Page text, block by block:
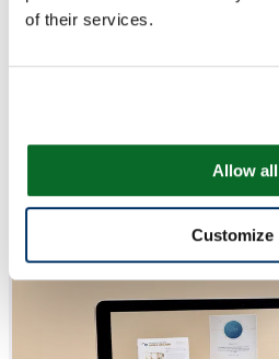
of their services.
Allow all
Customize